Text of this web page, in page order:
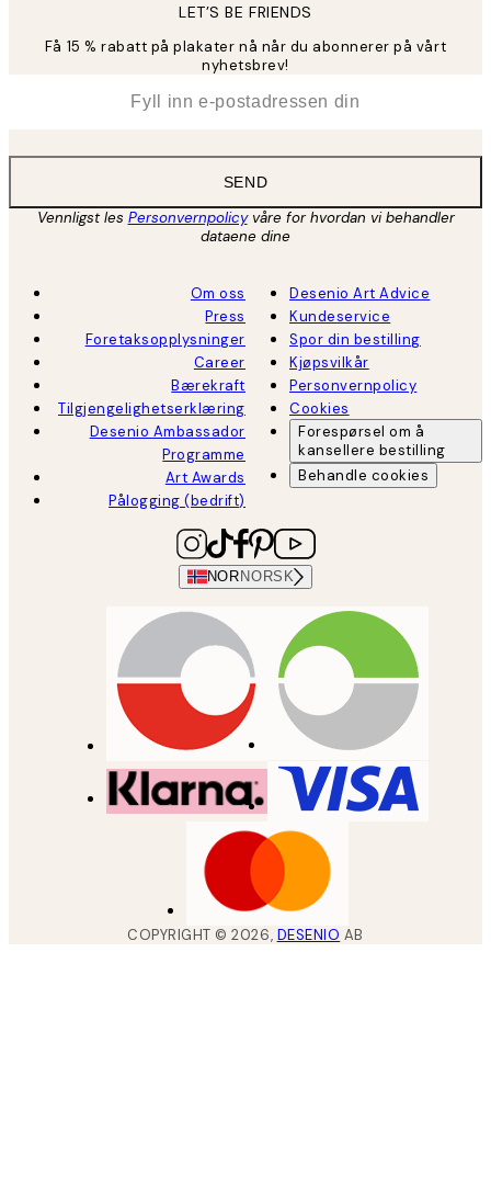
LET’S BE FRIENDS
Få 15 % rabatt på plakater nå når du abonnerer på vårt
nyhetsbrev!
SEND
Vennligst les Personvernpolicyvåre for hvordan vi behandler
dataene dine
Om oss
Press
Foretaksopplysninger
Career
Bærekraft
Tilgjengelighetserklæring
Desenio Ambassador
Programme
Art Awards
Pålogging (bedrift)
Desenio Art Advice
Kundeservice
Spor din bestilling
Kjøpsvilkår
Personvernpolicy
Cookies
Forespørsel om å
kansellere bestilling
Behandle cookies
NOR NORSK
COPYRIGHT ©2026, DESENIO AB